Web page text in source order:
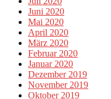
Juni 2020
Mai 2020
April 2020
März 2020
Februar 2020
Januar 2020
Dezember 2019
November 2019
Oktober 2019